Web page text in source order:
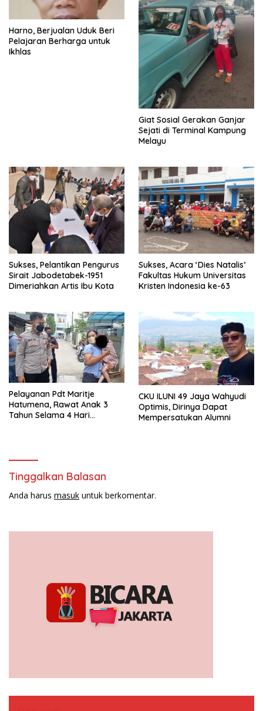
Harno, Berjualan Uduk Beri
Pelajaran Berharga untuk
Ikhlas
Giat Sosial Gerakan Ganjar
Sejati di Terminal Kampung
Melayu
Sukses, Pelantikan Pengurus
Sirait Jabodetabek-1951
Dimeriahkan Artis Ibu Kota
Sukses, Acara ‘Dies Natalis’
Fakultas Hukum Universitas
Kristen Indonesia ke-63
Pelayanan Pdt Maritje
Hatumena, Rawat Anak 3
Tahun Selama 4 Hari
CKU ILUNI 49 Jaya Wahyudi
Optimis, Dirinya Dapat
Mempersatukan Alumni
Tinggalkan Balasan
Anda harus masuk untuk berkomentar.